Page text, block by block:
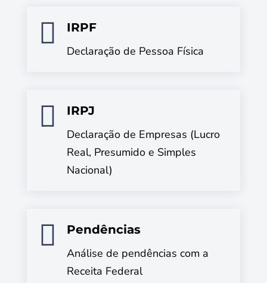

IRPF
Declaração de Pessoa Física

IRPJ
Declaração de Empresas (Lucro
Real, Presumido e Simples
Nacional)

Pendências
Análise de pendências com a
Receita Federal